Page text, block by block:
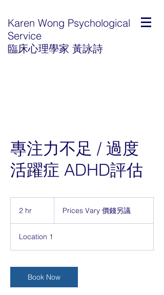
Karen Wong Psychological
Service
臨床心理學家 黃詠詩
專注力不足 / 過度
活躍症 ADHD評估
2 hr Prices Vary 價錢另議
Location 1
Book Now